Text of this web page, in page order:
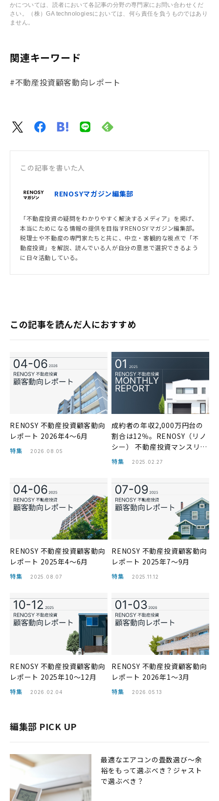
かについては、読者において各記事の分野の専門家にお問い合わせくだ
さい。（株）GA technologiesにおいては、何ら責任を負うものではあり
ません。
関連キーワード
#不動産投資顧客動向レポート
この記事を書いた人
RENOSYマガジン編集部
「不動産投資の疑問をわかりやすく解決するメディア」を掲げ、
本当にためになる情報の提供を目指すRENOSYマガジン編集部。
税理士や不動産の専門家たちと共に、中立・客観的な視点で「不
動産投資」を解説、読んでいる人が自分の意思で選択できるよう
に日々活動している。
この記事を読んだ人におすすめ
RENOSY 不動産投資顧客動向
レポート 2026年4〜6月
特集 2026.08.05
成約者の年収2,000万円台の
割合は12％。RENOSY（リノ
シー） 不動産投資マンスリー
レポート 2025年1月
特集 2025.02.27
RENOSY 不動産投資顧客動向
レポート 2025年4〜6月
特集 2025.08.07
RENOSY 不動産投資顧客動向
レポート 2025年7〜9月
特集 2025.11.12
RENOSY 不動産投資顧客動向
レポート 2025年10〜12月
特集 2026.02.04
RENOSY 不動産投資顧客動向
レポート 2026年1〜3月
特集 2026.05.13
編集部 PICK UP
最適なエアコンの畳数選び〜余
裕をもって選ぶべき？ジャスト
で選ぶべき？